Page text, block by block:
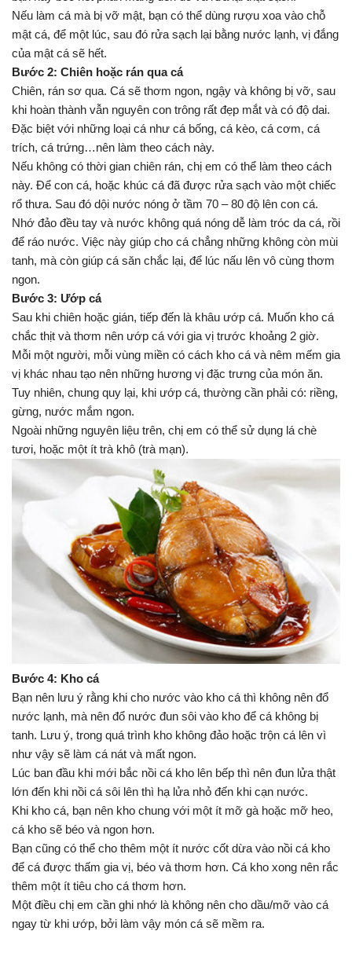
Nếu làm cá mà bị vỡ mật, bạn có thể dùng rượu xoa vào chỗ
mật cá, để một lúc, sau đó rửa sạch lại bằng nước lạnh, vị đắng
của mật cá sẽ hết.
Bước 2: Chiên hoặc rán qua cá
Chiên, rán sơ qua. Cá sẽ thơm ngon, ngậy và không bị vỡ, sau
khi hoàn thành vẫn nguyên con trông rất đẹp mắt và có độ dai.
Đặc biệt với những loại cá như cá bống, cá kèo, cá cơm, cá
trích, cá trứng…nên làm theo cách này.
Nếu không có thời gian chiên rán, chị em có thể làm theo cách
này. Để con cá, hoặc khúc cá đã được rửa sạch vào một chiếc
rổ thưa. Sau đó dội nước nóng ở tầm 70 – 80 độ lên con cá.
Nhớ đảo đều tay và nước không quá nóng dễ làm tróc da cá, rồi
để ráo nước. Việc này giúp cho cá chẳng những không còn mùi
tanh, mà còn giúp cá săn chắc lại, để lúc nấu lên vô cùng thơm
ngon.
Bước 3: Ướp cá
Sau khi chiên hoặc gián, tiếp đến là khâu ướp cá. Muốn kho cá
chắc thịt và thơm nên ướp cá với gia vị trước khoảng 2 giờ.
Mỗi một người, mỗi vùng miền có cách kho cá và nêm mếm gia
vị khác nhau tạo nên những hương vị đặc trưng của món ăn.
Tuy nhiên, chung quy lại, khi ướp cá, thường cần phải có: riềng,
gừng, nước mắm ngon.
Ngoài những nguyên liệu trên, chị em có thể sử dụng lá chè
tươi, hoặc một ít trà khô (trà mạn).
Bước 4: Kho cá
Bạn nên lưu ý rằng khi cho nước vào kho cá thì không nên đổ
nước lạnh, mà nên đổ nước đun sôi vào kho để cá không bị
tanh. Lưu ý, trong quá trình kho không đảo hoặc trộn cá lên vì
như vậy sẽ làm cá nát và mất ngon.
Lúc ban đầu khi mới bắc nồi cá kho lên bếp thì nên đun lửa thật
lớn đến khi nồi cá sôi lên thì hạ lửa nhỏ đến khi cạn nước.
Khi kho cá, bạn nên kho chung với một ít mỡ gà hoặc mỡ heo,
cá kho sẽ béo và ngon hơn.
Bạn cũng có thể cho thêm một ít nước cốt dừa vào nồi cá kho
để cá được thấm gia vị, béo và thơm hơn. Cá kho xong nên rắc
thêm một ít tiêu cho cá thơm hơn.
Một điều chị em cần ghi nhớ là không nên cho dầu/mỡ vào cá
ngay từ khi ướp, bởi làm vậy món cá sẽ mềm ra.